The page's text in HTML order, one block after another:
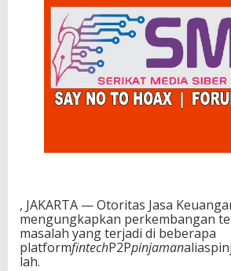
, JAKARTA — Otoritas Jasa
mengungkapkan perkembangan
masalah yang terjadi di beberapa
platformfintechP2Ppinjaman
lah.